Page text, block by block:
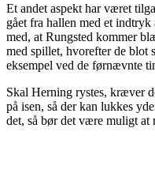
Et andet aspekt har været
gået fra hallen med et
med, at Rungsted kommer
med spillet, hvorefter de blot
eksempel ved de førnævnte
Skal Herning rystes, kræver
på isen, så der kan lukkes
det, så bør det være muligt at